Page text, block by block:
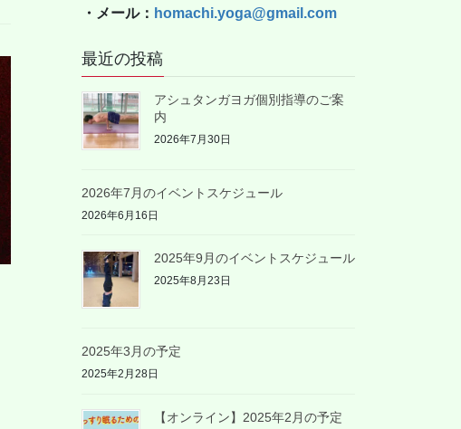
・メール： homachi.yoga@gmail.com
最近の投稿
アシュタンガヨガ個別指導のご案
内
2026年7月30日
2026年7月のイベントスケジュール
2026年6月16日
2025年9月のイベントスケジュール
2025年8月23日
2025年3月の予定
2025年2月28日
【オンライン】2025年2月の予定